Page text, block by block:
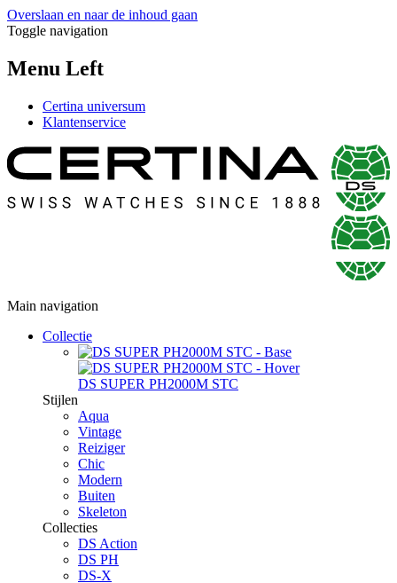
Overslaan en naar de inhoud gaan
Toggle navigation
Menu Left
Certina universum
Klantenservice
Main navigation
Collectie
DS SUPER PH2000M STC
Stijlen
Aqua
Vintage
Reiziger
Chic
Modern
Buiten
Skeleton
Collecties
DS Action
DS PH
DS-X